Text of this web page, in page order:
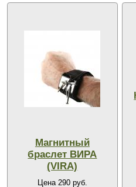
Магнитный
браслет ВИРА
(VIRA)
Цена 290 руб.